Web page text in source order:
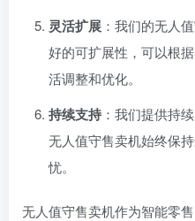
灵活扩展 ：我们的无人
好的可扩展性，可以根
活调整和优化。
持续支持：我们提供持
无人值守售卖机始终保
忧。
无人值守售卖机作为智能零